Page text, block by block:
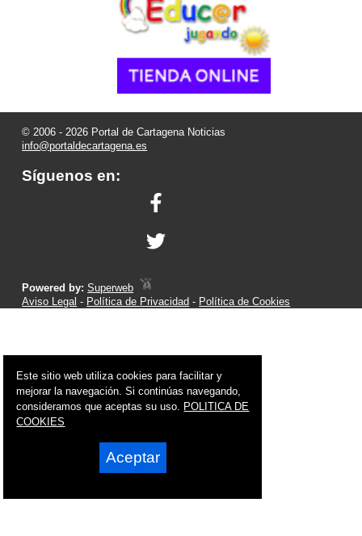
© 2006 - 2026 Portal de Cartagena Noticias
info@portaldecartagena.es
Síguenos en:
Powered by:Superweb
Aviso Legal - Política de Privacidad - Política de Cookies
Este sitio web utiliza cookies para facilitar y
mejorar la navegación. Si continúas navegando,
consideramos que aceptas su uso. POLITICA DE
COOKIES
Aceptar